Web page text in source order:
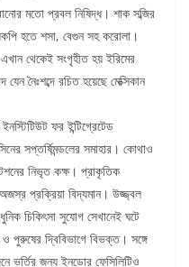
মতো প্রবল নিষিদ্ধ। শাক সব্জির
হতে শসা, বেগুন সহ করোলা।
থেকেই সংগৃহীত হয় ইরিমের
নৈঃশব্দে রচিত হয়েছে মেক্সিকান
ফর ইন্টিগ্রেটেড
সপ্তর্ষিমন্ডলের সমাহার। কোথাও
নিভৃত কক্ষ। প্রাকৃতিক
প্রক্রিয়া বিদ্যমান। উজ্জ্বল
চিকিৎসা সুযোগ সেখানেই ঘটে
পুরুষের দ্বিবিভাগে বিভক্ত। সঙ্গে
ভর্তির জন্য ইনডোর ফেসিলিটিও